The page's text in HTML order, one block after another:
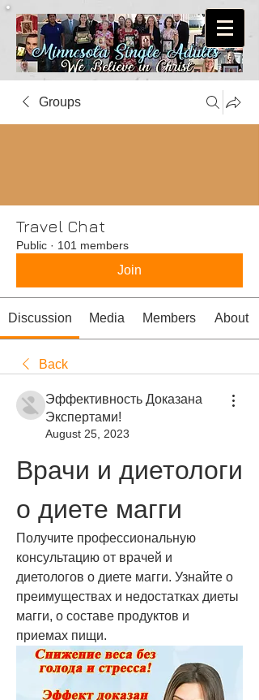
Groups
Travel Chat
Public · 101 members
Join
Discussion Media Members About
Back
Эффективность Доказана
Экспертами!
August 25, 2023
Врачи и диетологи
о диете магги
Получите профессиональную
консультацию от врачей и
диетологов о диете магги. Узнайте о
преимуществах и недостатках диеты
магги, о составе продуктов и
приемах пищи.